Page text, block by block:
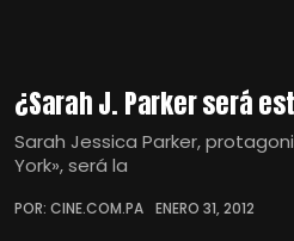
¿Sarah J. Parker será
Sarah Jessica Parker,
York», será la
POR: CINE.COM.PA ENERO 31, 2012